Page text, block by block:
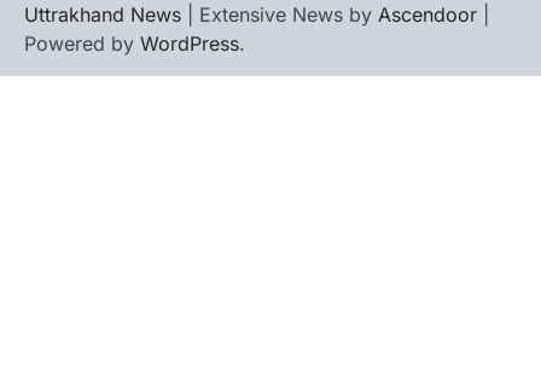
Admin August 8, 2026
कांग्रेस कार्यकर्ताओं की बसें रोकने का आरोप, एसएसपी
ऑफिस में धरने पर बैठे गोदियाल और…
Uttrakhand News | Extensive News by Ascendoor
Powered by WordPress.